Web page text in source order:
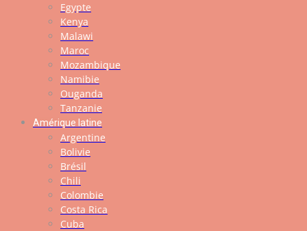
Egypte
Kenya
Malawi
Maroc
Mozambique
Namibie
Ouganda
Tanzanie
Amérique latine
Argentine
Bolivie
Brésil
Chili
Colombie
Costa Rica
Cuba